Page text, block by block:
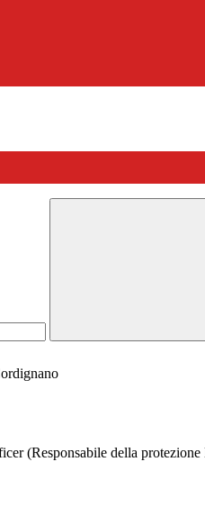
(Responsabile della protezione